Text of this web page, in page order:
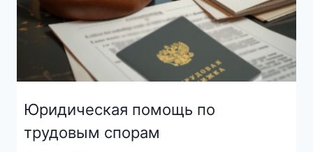
Юридическая помощь по
трудовым спорам